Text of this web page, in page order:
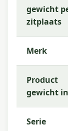
gewicht
zitplaats
Merk
Product
gewicht
Serie